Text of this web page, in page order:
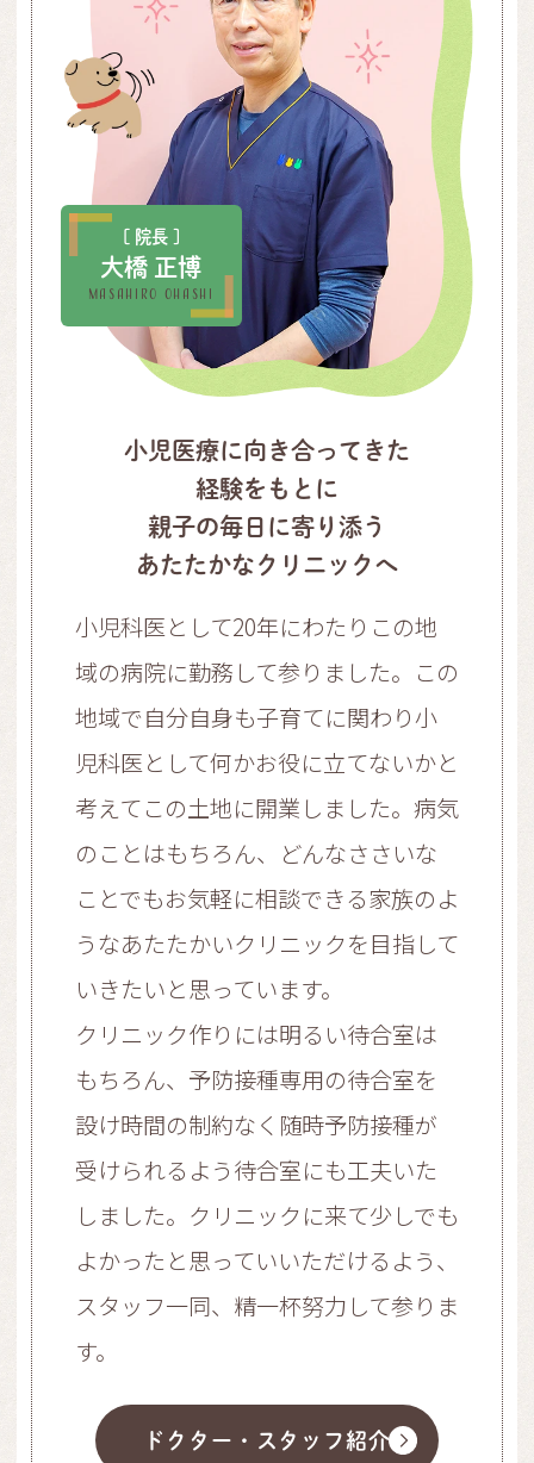
[ 院長 ]
大橋 正博
Masahiro Ohashi
小児医療に向き合ってきた
経験をもとに
親子の毎日に寄り添う
あたたかなクリニックへ
小児科医として20年にわたりこの地
域の病院に勤務して参りました。この
地域で自分自身も子育てに関わり小
児科医として何かお役に立てないかと
考えてこの土地に開業しました。病気
のことはもちろん、どんなささいな
ことでもお気軽に相談できる家族のよ
うなあたたかいクリニックを目指して
いきたいと思っています。
クリニック作りには明るい待合室は
もちろん、予防接種専用の待合室を
設け時間の制約なく随時予防接種が
受けられるよう待合室にも工夫いた
しました。クリニックに来て少しでも
よかったと思っていいただけるよう、
スタッフ一同、精一杯努力して参りま
す。
ドクター・スタッフ紹介